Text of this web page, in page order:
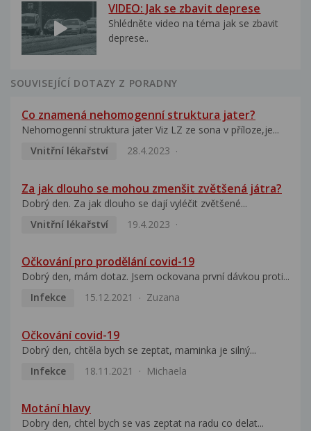
VIDEO: Jak se zbavit deprese
Shlédněte video na téma jak se zbavit
deprese..
SOUVISEJÍCÍ DOTAZY Z PORADNY
Co znamená nehomogenní struktura jater?
Nehomogenní struktura jater Viz LZ ze sona v příloze,je...
Vnitřní lékařství
28.4.2023
Za jak dlouho se mohou zmenšit zvětšená játra?
Dobrý den. Za jak dlouho se dají vyléčit zvětšené...
Vnitřní lékařství
19.4.2023
Očkování pro prodělání covid-19
Dobrý den, mám dotaz. Jsem ockovana první dávkou proti...
Infekce
15.12.2021 Zuzana
Očkování covid-19
Dobrý den, chtěla bych se zeptat, maminka je silný...
Infekce
18.11.2021 Michaela
Motání hlavy
Dobry den, chtel bych se vas zeptat na radu co delat...